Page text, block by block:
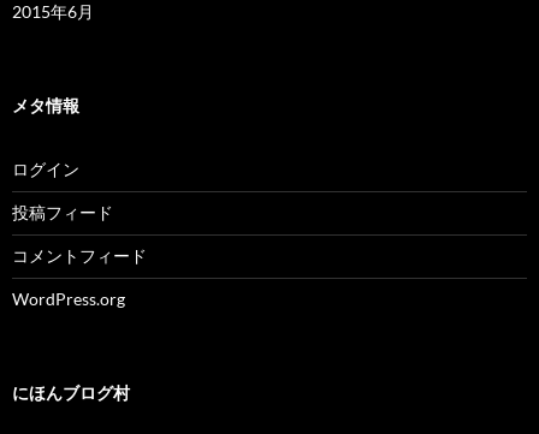
2015年6月
メタ情報
ログイン
投稿フィード
コメントフィード
WordPress.org
にほんブログ村